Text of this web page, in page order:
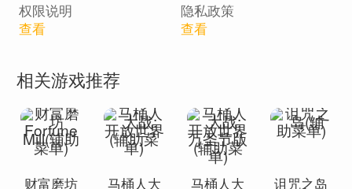
权限说明
查看
隐私政策
查看
相关游戏推荐
财富磨坊
马桶人大
马桶人大
诅咒之岛